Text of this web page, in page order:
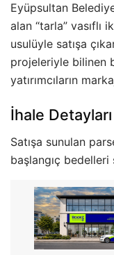
Eyüpsultan
alan “tarla” vasıflı
usulüyle satışa
projeleriyle bilinen
yatırımcıların
İhale
Satışa sunulan
başlangıç bedelleri